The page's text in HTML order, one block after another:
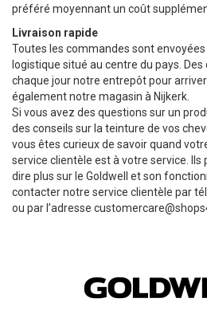
préféré moyennant un coût
Livraison rapide
Toutes les commandes sont
logistique situé au centre du pays.
chaque jour notre entrepôt pour
également notre magasin à Nijkerk.
Si vous avez des questions sur un
des conseils sur la teinture de vos
vous êtes curieux de savoir quand
service clientèle est à votre service.
dire plus sur le Goldwell et son
contacter notre service clientèle par
ou par l’adresse